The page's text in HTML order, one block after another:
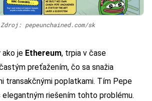
Zdroj: pepeunchained.com/sk
je Ethereum, trpia v čase
preťažením, čo sa snažia
transakčnými poplatkami. Tím Pepe
elegantným riešením tohto problému.